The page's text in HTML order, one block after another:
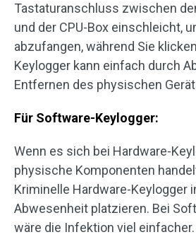
Tastaturanschluss zwischen
und der CPU-Box einschleicht,
abzufangen, während Sie
Keylogger kann einfach durch
Entfernen des physischen
Für Software-Keylogger:
Wenn es sich bei Hardware-
physische Komponenten
Kriminelle Hardware-Keylogger
Abwesenheit platzieren. Bei
wäre die Infektion viel